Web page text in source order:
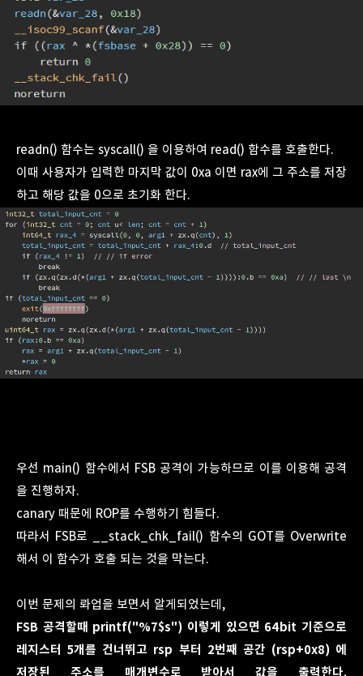
readn() 함수는 syscall() 을 이용하여 read() 함수를 호출한다.
이때 사용자가 입력한 마지막 값이 0xa 이면 rax에 그 주소를 저장
하고 해당 값을 0으로 초기화 한다.
우선 main() 함수에서 FSB 공격이 가능하므로 이를 이용해 공격
을 진행하자.
canary 때문에 ROP를 수행하기 힘들다.
따라서 FSB로 __stack_chk_fail() 함수의 GOT를 Overwrite
해서 이 함수가 호출 되는 것을 막는다.
이번 문제의 롸업을 보면서 알게되었는데,
FSB 공격할때 printf("%7$s") 이렇게 있으면 64bit 기준으로
레지스터 5개를 건너뛰고 rsp 부터 2번째 공간 (rsp+0x8) 에
저장된 주소를 매개변수로 받아서 값을 출력한다.